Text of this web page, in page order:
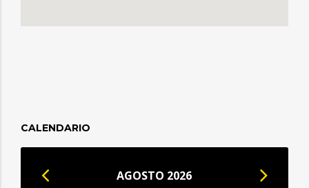
CALENDARIO
AGOSTO 2026